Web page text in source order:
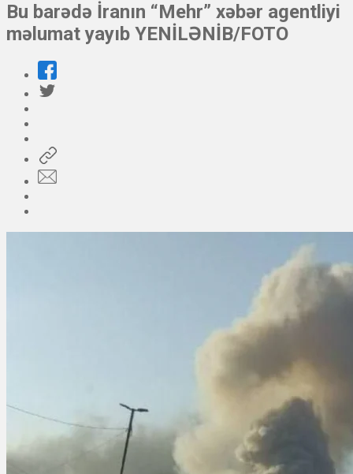
Bu barədə İranın “Mehr” xəbər agentliyi
məlumat yayıb YENİLƏNİB/FOTO